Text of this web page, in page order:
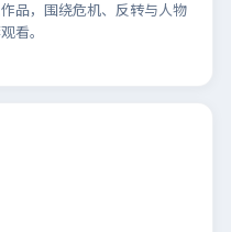
品，围绕危机、反转与人物
看。